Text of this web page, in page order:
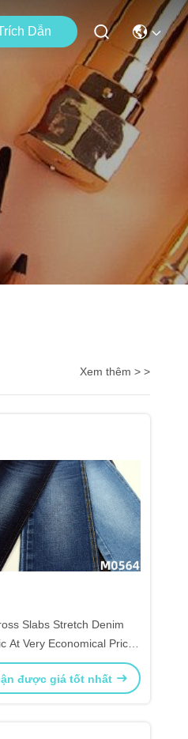
Dẫn
Xem thêm > >
Slabs Stretch Denim
At Very Economical Prices
Giá nhà máy
được giá tốt nhất